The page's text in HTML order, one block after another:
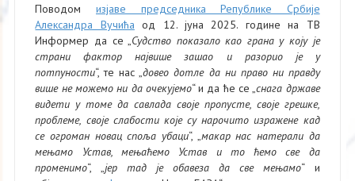
Поводом изјаве председника Републике Србије
Александра Вучића од 12. јуна 2025. године на ТВ
Информер да се „ Судство показало као грана у коју је
страни фактор највише зашао и разорио је у
потпуности“, те нас „довео дотле да ни право ни правду
више не можемо ни да очекујемо“ и да ће се „снага државе
видети у томе да савлада своје пропусте, своје грешке,
проблеме, своје слабости које су нарочито изражене кад
се огроман новац споља убаци“, „ макар нас натерали да
мењамо Устав, мењаћемо Устав и то ћемо све да
променимо“, „ јер тад је обавеза да све мењамо“ и